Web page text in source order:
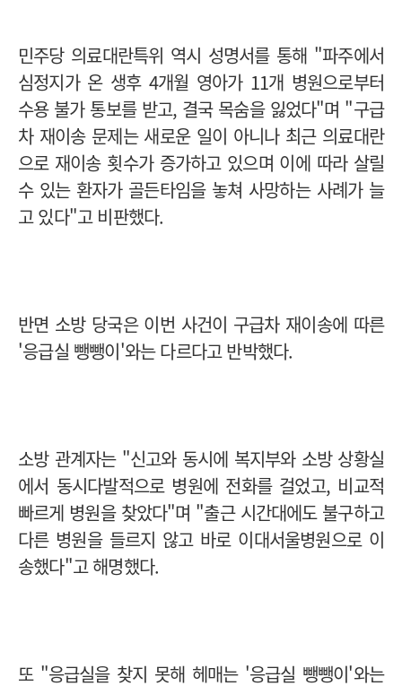
민주당 의료대란특위 역시 성명서를 통해 "파주에서
심정지가 온 생후 4개월 영아가 11개 병원으로부터
수용 불가 통보를 받고, 결국 목숨을 잃었다"며 "구급
차 재이송 문제는 새로운 일이 아니나 최근 의료대란
으로 재이송 횟수가 증가하고 있으며 이에 따라 살릴
수 있는 환자가 골든타임을 놓쳐 사망하는 사례가 늘
고 있다"고 비판했다.
반면 소방 당국은 이번 사건이 구급차 재이송에 따른
'응급실 뺑뺑이'와는 다르다고 반박했다.
소방 관계자는 "신고와 동시에 복지부와 소방 상황실
에서 동시다발적으로 병원에 전화를 걸었고, 비교적
빠르게 병원을 찾았다"며 "출근 시간대에도 불구하고
다른 병원을 들르지 않고 바로 이대서울병원으로 이
송했다"고 해명했다.
또 "응급실을 찾지 못해 헤매는 '응급실 뺑뺑이'와는